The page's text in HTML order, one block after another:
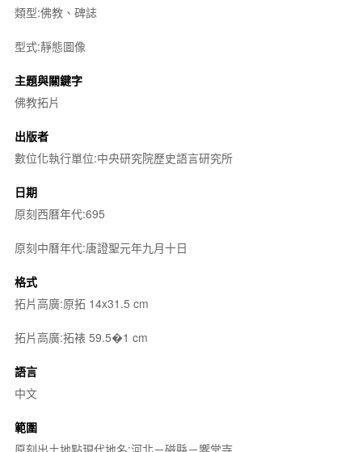
類型:佛教、碑誌
型式:靜態圖像
主題與關鍵字
佛教拓片
出版者
數位化執行單位:中央研究院歷史語言研究所
日期
原刻西曆年代:695
原刻中曆年代:唐證聖元年九月十日
格式
拓片高廣:原拓 14x31.5 cm
拓片高廣:拓裱 59.5�1 cm
語言
中文
範圍
原刻出土地點現代地名:河北－磁縣－響堂寺